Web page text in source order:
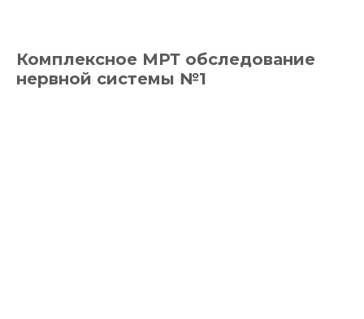
Комплексное МРТ обследование
нервной системы №1